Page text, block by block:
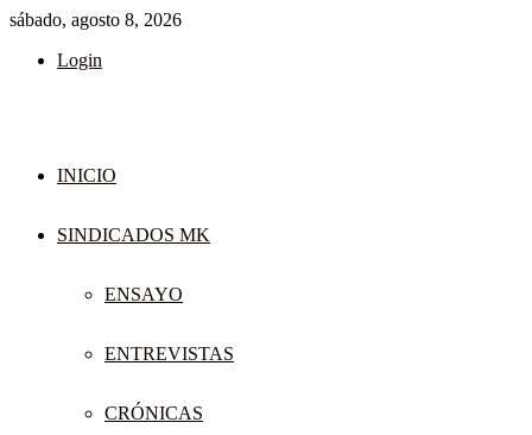
sábado, agosto 8, 2026
Login
INICIO
SINDICADOS MK
ENSAYO
ENTREVISTAS
CRÓNICAS